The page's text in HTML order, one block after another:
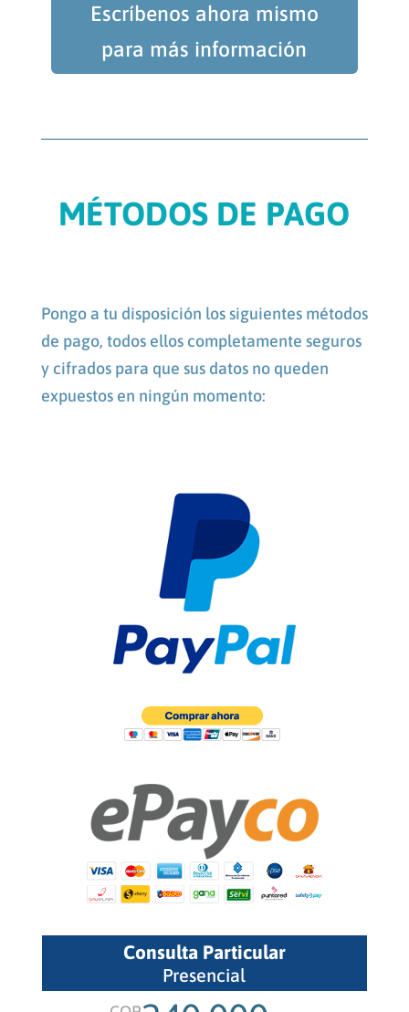
Escríbenos ahora mismo
para más información
MÉTODOS DE PAGO
Pongo a tu disposición los siguientes métodos
de pago, todos ellos completamente seguros
y cifrados para que sus datos no queden
expuestos en ningún momento:
Consulta Particular
Presencial